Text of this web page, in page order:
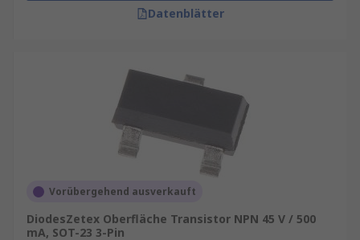
Datenblätter
Vorübergehend ausverkauft
DiodesZetex Oberfläche Transistor NPN 45 V / 500
mA, SOT-23 3-Pin